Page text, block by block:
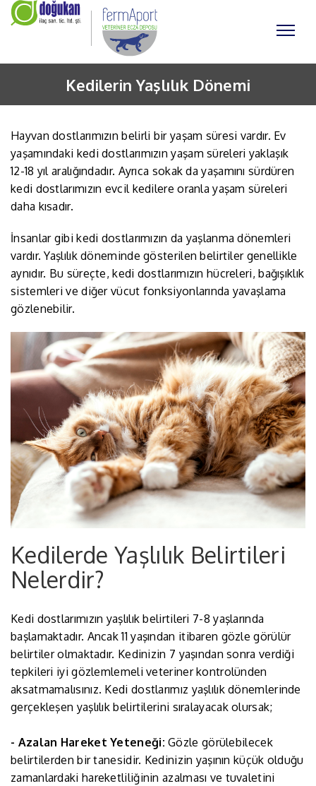
Kedilerin Yaşlılık Dönemi
Hayvan dostlarımızın belirli bir yaşam süresi vardır. Ev
yaşamındaki kedi dostlarımızın yaşam süreleri yaklaşık
12-18 yıl aralığındadır. Ayrıca sokak da yaşamını sürdüren
kedi dostlarımızın evcil kedilere oranla yaşam süreleri
daha kısadır.
İnsanlar gibi kedi dostlarımızın da yaşlanma dönemleri
vardır. Yaşlılık döneminde gösterilen belirtiler genellikle
aynıdır. Bu süreçte, kedi dostlarımızın hücreleri, bağışıklık
sistemleri ve diğer vücut fonksiyonlarında yavaşlama
gözlenebilir.
Kedilerde Yaşlılık Belirtileri
Nelerdir?
Kedi dostlarımızın yaşlılık belirtileri 7-8 yaşlarında
başlamaktadır. Ancak 11 yaşından itibaren gözle görülür
belirtiler olmaktadır. Kedinizin 7 yaşından sonra verdiği
tepkileri iyi gözlemlemeli veteriner kontrolünden
aksatmamalısınız. Kedi dostlarımız yaşlılık dönemlerinde
gerçekleşen yaşlılık belirtilerini sıralayacak olursak;
- Azalan Hareket Yeteneği:Gözle görülebilecek
belirtilerden bir tanesidir. Kedinizin yaşının küçük olduğu
zamanlardaki hareketliliğinin azalması ve tuvaletini